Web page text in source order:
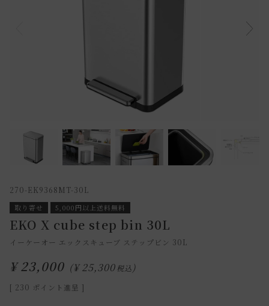
270-EK9368MT-30L
取り寄せ 5,000円以上送料無料
EKO X cube step bin 30L
イーケーオー エックスキューブ ステップビン 30L
¥ 23,000 ¥ 25,300税込
[ 230 ポイント進呈 ]